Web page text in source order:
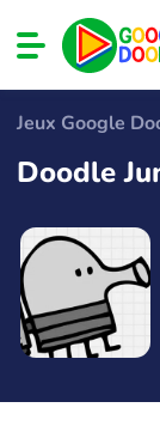
Jeux Google
Doodle